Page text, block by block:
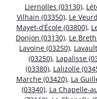
Liernolles (03130),
Vilhain (03350), Le
Mayet-d’École (03800),
Donjon (03130), Le
Lavoine (03250),
(03250), Lapalisse
(03380), Lalizolle
Marche (03420), La
(03340), La Chapelle-